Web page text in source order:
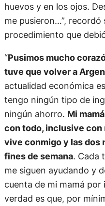
huevos y en los ojos.
me pusieron…”, recordó
procedimiento que
“Pusimos mucho
tuve que volver a
actualidad económica
tengo ningún tipo de
ningún ahorro. Mi
con todo, inclusive con
vive conmigo y las dos
fines de semana. Cada
me siguen ayudando y
cuenta de mi mamá por
verdad es que, por